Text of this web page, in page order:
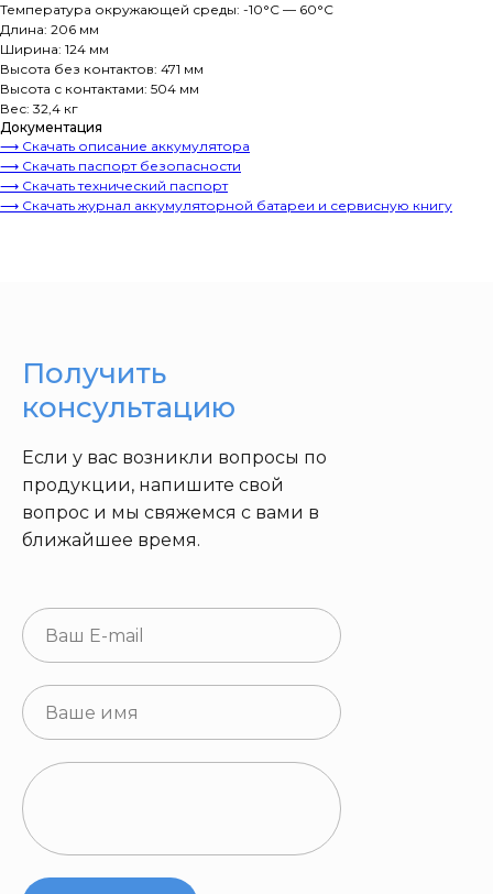
Температура окружающей среды: -10°C — 60°C
Длина: 206 мм
Ширина: 124 мм
Высота без контактов: 471 мм
Высота с контактами: 504 мм
Вес: 32,4 кг
Документация
⟶ Скачать описание аккумулятора
⟶ Скачать паспорт безопасности
⟶ Скачать технический паспорт
⟶ Скачать журнал аккумуляторной батареи и сервисную книгу
Если у вас возникли вопросы по
продукции, напишите свой
вопрос и мы свяжемся с вами в
ближайшее время.
Получить
консультацию